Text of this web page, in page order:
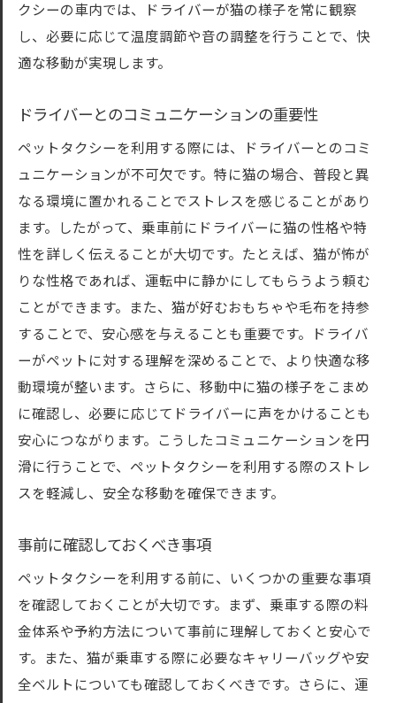
クシーの車内では、ドライバーが猫の様子を常に観察
し、必要に応じて温度調節や音の調整を行うことで、快
適な移動が実現します。
ドライバーとのコミュニケーションの重要性
ペットタクシーを利用する際には、ドライバーとのコミ
ュニケーションが不可欠です。特に猫の場合、普段と異
なる環境に置かれることでストレスを感じることがあり
ます。したがって、乗車前にドライバーに猫の性格や特
性を詳しく伝えることが大切です。たとえば、猫が怖が
りな性格であれば、運転中に静かにしてもらうよう頼む
ことができます。また、猫が好むおもちゃや毛布を持参
することで、安心感を与えることも重要です。ドライバ
ーがペットに対する理解を深めることで、より快適な移
動環境が整います。さらに、移動中に猫の様子をこまめ
に確認し、必要に応じてドライバーに声をかけることも
安心につながります。こうしたコミュニケーションを円
滑に行うことで、ペットタクシーを利用する際のストレ
スを軽減し、安全な移動を確保できます。
事前に確認しておくべき事項
ペットタクシーを利用する前に、いくつかの重要な事項
を確認しておくことが大切です。まず、乗車する際の料
金体系や予約方法について事前に理解しておくと安心で
す。また、猫が乗車する際に必要なキャリーバッグや安
全ベルトについても確認しておくべきです。さらに、運